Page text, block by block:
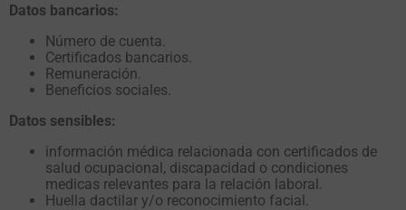
Datos bancarios:
Número de cuenta.
Certificados bancarios.
Remuneración.
Beneficios sociales.
Datos sensibles:
información médica relacionada con certificados de
salud ocupacional, discapacidad o condiciones
medicas relevantes para la relación laboral.
Huella dactilar y/o reconocimiento facial.